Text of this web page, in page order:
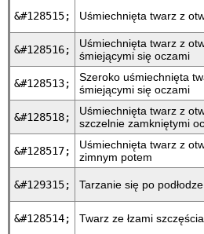
&#128515; Uśmiechnięta twarz z
&#128516;
Uśmiechnięta twarz z
śmiejącymi się oczami
&#128513;
Szeroko uśmiechnięta
śmiejącymi się oczami
&#128518;
Uśmiechnięta twarz z
szczelnie zamkniętymi
&#128517;
Uśmiechnięta twarz z
zimnym potem
&#129315; Tarzanie się po
&#128514; Twarz ze łzami szczęścia